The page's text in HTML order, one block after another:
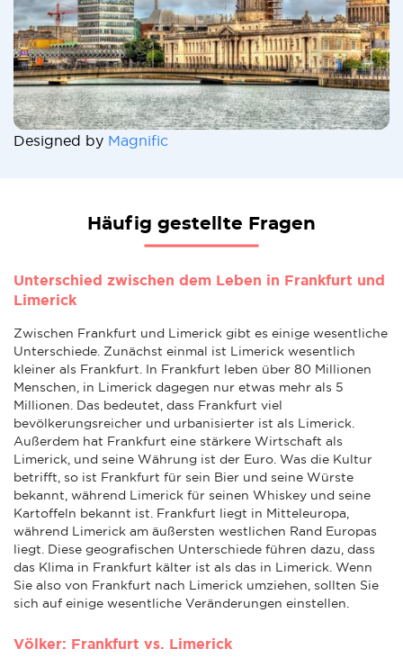
Designed by Magnific
Häufig gestellte Fragen
Unterschied zwischen dem Leben in Frankfurt und
Limerick
Zwischen Frankfurt und Limerick gibt es einige wesentliche
Unterschiede. Zunächst einmal ist Limerick wesentlich
kleiner als Frankfurt. In Frankfurt leben über 80 Millionen
Menschen, in Limerick dagegen nur etwas mehr als 5
Millionen. Das bedeutet, dass Frankfurt viel
bevölkerungsreicher und urbanisierter ist als Limerick.
Außerdem hat Frankfurt eine stärkere Wirtschaft als
Limerick, und seine Währung ist der Euro. Was die Kultur
betrifft, so ist Frankfurt für sein Bier und seine Würste
bekannt, während Limerick für seinen Whiskey und seine
Kartoffeln bekannt ist. Frankfurt liegt in Mitteleuropa,
während Limerick am äußersten westlichen Rand Europas
liegt. Diese geografischen Unterschiede führen dazu, dass
das Klima in Frankfurt kälter ist als das in Limerick. Wenn
Sie also von Frankfurt nach Limerick umziehen, sollten Sie
sich auf einige wesentliche Veränderungen einstellen.
Völker: Frankfurt vs. Limerick